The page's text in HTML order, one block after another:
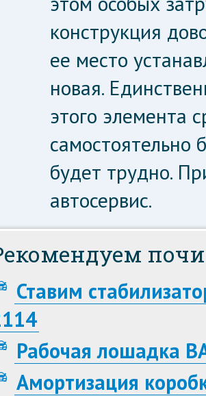
конструкция
ее место
новая.
этого элемента
самостоятельно
будет трудно.
автосервис.
Ставим
Рабочая лошадка
Амортизация